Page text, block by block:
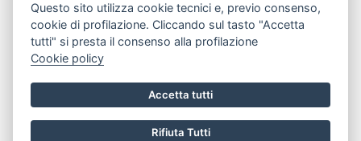
Questo sito utilizza cookie tecnici e, previo consenso,
cookie di profilazione. Cliccando sul tasto "Accetta
tutti" si presta il consenso alla profilazione
Cookie policy
Accetta tutti
Rifiuta Tutti